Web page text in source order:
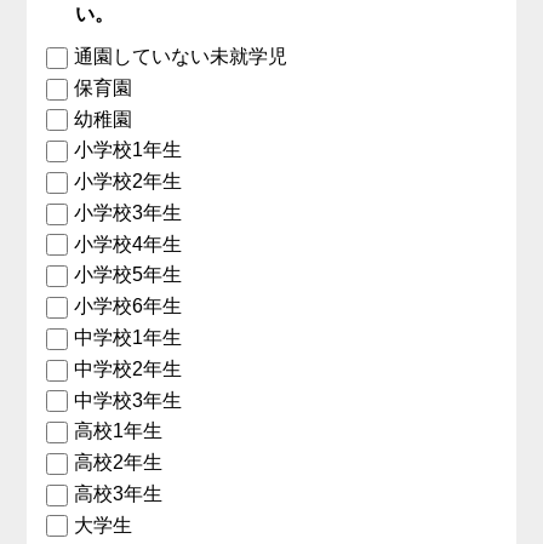
い。
通園していない未就学児
保育園
幼稚園
小学校1年生
小学校2年生
小学校3年生
小学校4年生
小学校5年生
小学校6年生
中学校1年生
中学校2年生
中学校3年生
高校1年生
高校2年生
高校3年生
大学生